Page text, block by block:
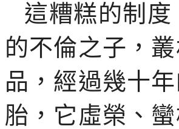
這糟糕的制度
的不倫之子，
品，經過幾十
胎，它虛榮、